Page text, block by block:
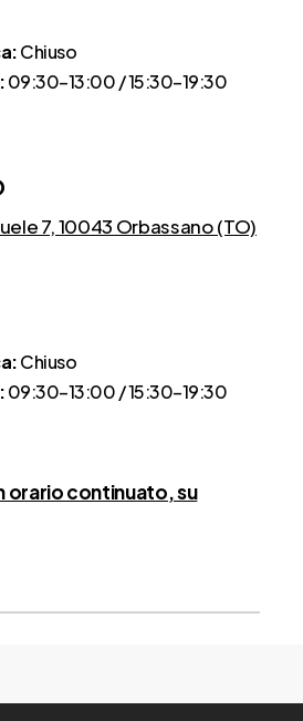
Chiuso
09:30–13:00 / 15:30–19:30
7, 10043 Orbassano (TO)
Chiuso
09:30–13:00 / 15:30–19:30
orario continuato, su